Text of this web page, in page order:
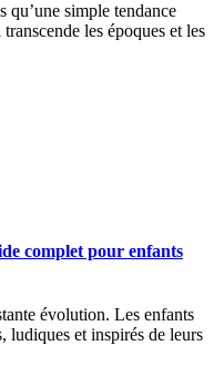
qu’une simple tendance
les époques et les
complet pour enfants
évolution. Les enfants
ludiques et inspirés de leurs